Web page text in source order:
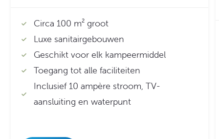
Circa 100 m² groot
Luxe sanitairgebouwen
Geschikt voor elk kampeermiddel
Toegang tot alle faciliteiten
Inclusief 10 ampère stroom, TV-
aansluiting en waterpunt